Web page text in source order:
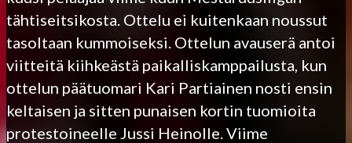
tähtiseitsikosta. Ottelu ei kuitenkaan noussut
tasoltaan kummoiseksi. Ottelun avauserä antoi
viitteitä kiihkeästä paikalliskamppailusta, kun
ottelun päätuomari Kari Partiainen nosti ensin
keltaisen ja sitten punaisen kortin tuomioita
protestoineelle Jussi Heinolle. Viime